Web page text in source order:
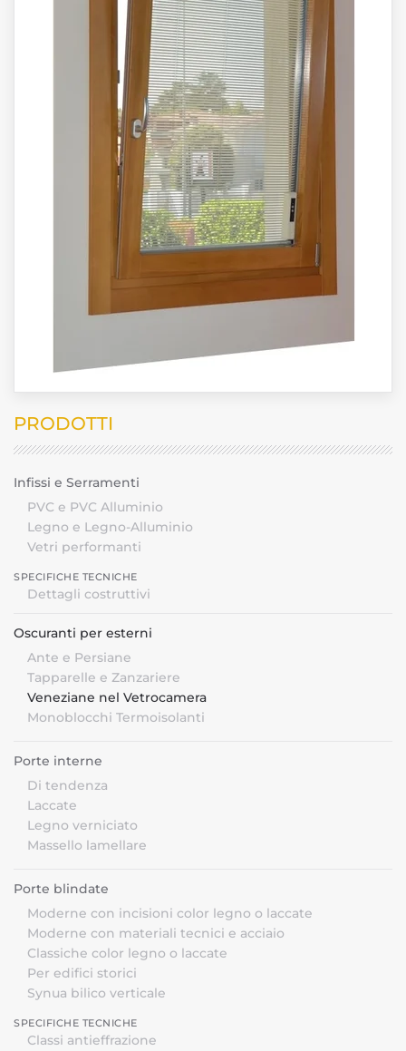
PRODOTTI
Infissi e Serramenti
PVC e PVC Alluminio
Legno e Legno-Alluminio
Vetri performanti
SPECIFICHE TECNICHE
Dettagli costruttivi
Oscuranti per esterni
Ante e Persiane
Tapparelle e Zanzariere
Veneziane nel Vetrocamera
Monoblocchi Termoisolanti
Porte interne
Di tendenza
Laccate
Legno verniciato
Massello lamellare
Porte blindate
Moderne con incisioni color legno o laccate
Moderne con materiali tecnici e acciaio
Classiche color legno o laccate
Per edifici storici
Synua bilico verticale
SPECIFICHE TECNICHE
Classi antieffrazione